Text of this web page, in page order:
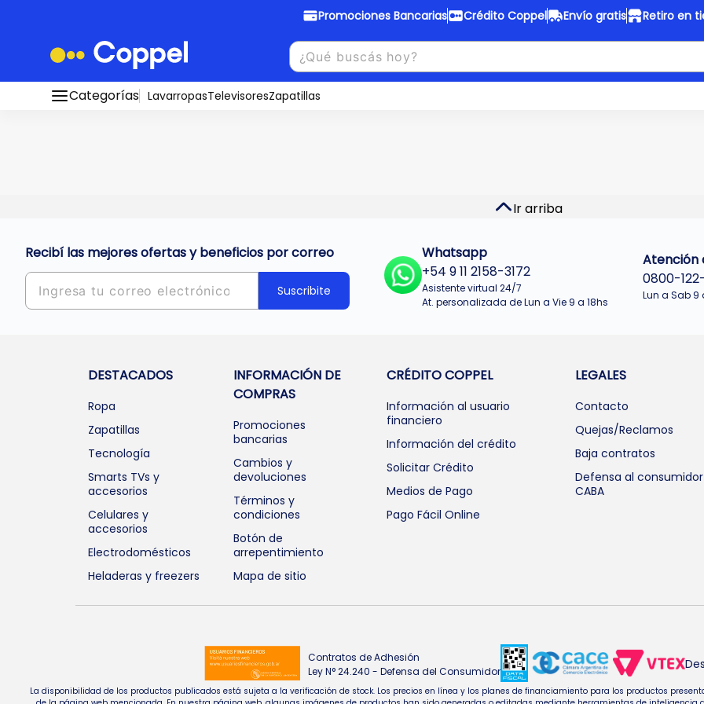
Promociones Bancarias Crédito Coppel Envío gratis Retiro en
Promociones Bancarias
Conocé todos nuestros medios de pago
Crédito Coppel
Hasta
Envío gratis
Categorías LavarropasTelevisoresZapatillas
Ir arriba
Recibí las mejores ofertas y beneficios por correo
Suscribite
Whatsapp
+54 9 11 2158-3172
Asistente virtual 24/7
At. personalizada de Lun a Vie 9 a 18hs
Atención
0800-
Lun a Sab 9
DESTACADOS
Ropa
Zapatillas
Tecnología
Smarts TVs y
accesorios
Celulares y
accesorios
Electrodomésticos
Heladeras y freezers
INFORMACIÓN DE
COMPRAS
Promociones
bancarias
Cambios y
devoluciones
Términos y
condiciones
Botón de
arrepentimiento
Mapa de sitio
CRÉDITO COPPEL
Información al usuario
financiero
Información del crédito
Solicitar Crédito
Medios de Pago
Pago Fácil Online
LEGALES
Contacto
Quejas/Reclamos
Baja contratos
Defensa al consumidor
CABA
Contratos de Adhesión
Ley N° 24.240 - Defensa del Consumidor
La disponibilidad de los productos publicados está sujeta a la verificación de stock. Los precios en línea y los planes de financiamiento para los productos